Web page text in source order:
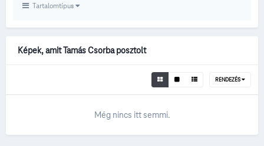
Tartalomtípus
Képek, amit Tamás Csorba posztolt
RENDEZÉS
Még nincs itt semmi.